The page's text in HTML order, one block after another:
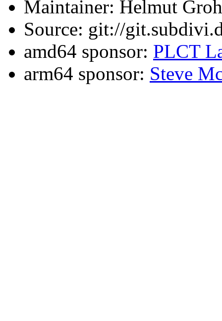
Maintainer: Helmut
Source: git://
amd64 sponsor: PLCT
arm64 sponsor: Steve